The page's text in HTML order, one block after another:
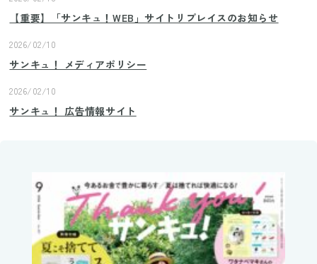
【重要】「サンキュ！WEB」サイトリプレイスのお知らせ
2026/02/10
サンキュ！ メディアポリシー
2026/02/10
サンキュ！ 広告情報サイト